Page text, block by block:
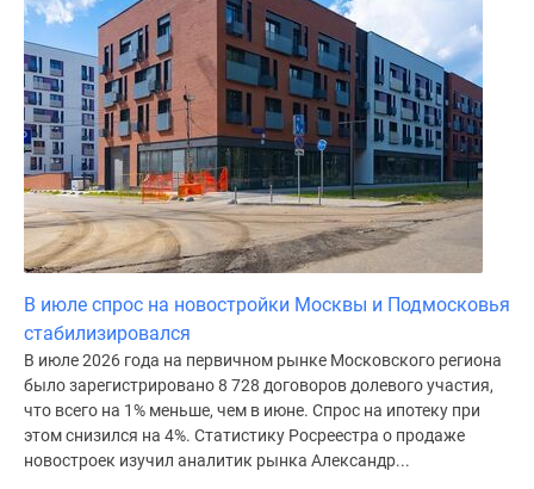
Дома
коттеджи
Коттеджные
поселки
Новой
Москве
Готовые
коттеджные
поселки
Строящиеся
коттеджные
поселки
Коттеджные
поселки
В июле спрос на новостройки Москвы и Подмосковья
стабилизировался
В июле 2026 года на первичном рынке Московского региона
было зарегистрировано 8 728 договоров долевого участия,
что всего на 1% меньше, чем в июне. Спрос на ипотеку при
этом снизился на 4%. Статистику Росреестра о продаже
новостроек изучил аналитик рынка Александр...